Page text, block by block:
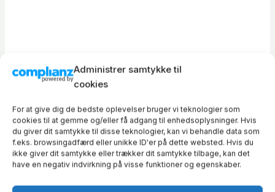
Administrer samtykke til
cookies
For at give dig de bedste oplevelser bruger vi teknologier som
cookies til at gemme og/eller få adgang til enhedsoplysninger. Hvis
du giver dit samtykke til disse teknologier, kan vi behandle data som
f.eks. browsingadfærd eller unikke ID'er på dette websted. Hvis du
ikke giver dit samtykke eller trækker dit samtykke tilbage, kan det
have en negativ indvirkning på visse funktioner og egenskaber.